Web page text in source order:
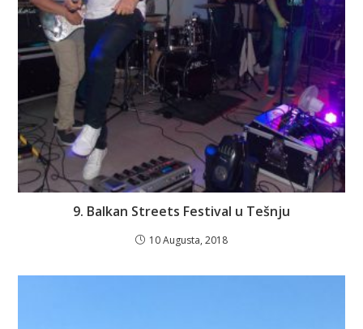
9. Balkan Streets Festival u Tešnju
10 Augusta, 2018